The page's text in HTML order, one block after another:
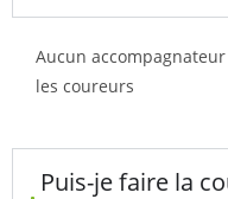
Aucun
les coureurs
Puis-je faire la